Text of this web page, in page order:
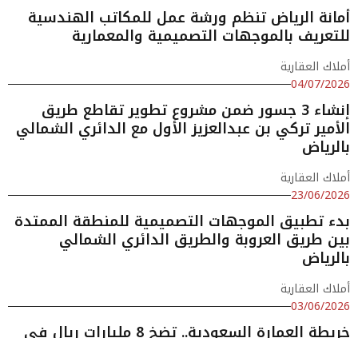
أمانة الرياض تنظم ورشة عمل للمكاتب الهندسية
للتعريف بالموجهات التصميمية والمعمارية
أملاك العقارية
04/07/2026
إنشاء 3 جسور ضمن مشروع تطوير تقاطع طريق
الأمير تركي بن عبدالعزيز الأول مع الدائري الشمالي
بالرياض
أملاك العقارية
23/06/2026
بدء تطبيق الموجهات التصميمية للمنطقة الممتدة
بين طريق العروبة والطريق الدائري الشمالي
بالرياض
أملاك العقارية
03/06/2026
خريطة العمارة السعودية.. تضخ 8 مليارات ريال في